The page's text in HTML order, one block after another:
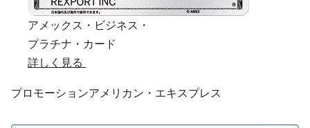
アメックス・ビジネス・
プラチナ・カード
詳しく見る
プロモーションアメリカン・エキスプレス